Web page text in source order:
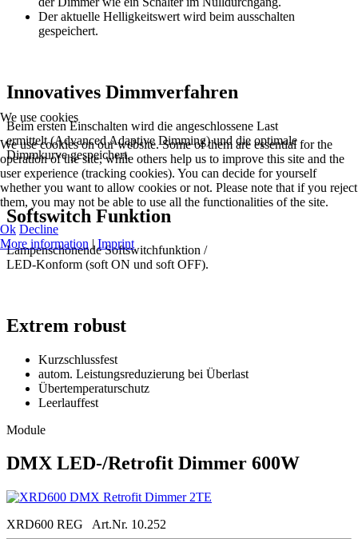
Der aktuelle Helligkeitswert wird beim ausschalten
gespeichert.
Innovatives Dimmverfahren
Beim ersten Einschalten wird die angeschlossene Last
ermittelt (Advanced Adaptive Dimming) und die optimale
Dimmkurve gespeichert.
Softswitch Funktion
Lampenschonende Softswitchfunktion /
LED-Konform (soft ON und soft OFF).
Extrem robust
Kurzschlussfest
autom. Leistungsreduzierung bei Überlast
Übertemperaturschutz
Leerlauffest
Module
DMX LED-/Retrofit Dimmer 600W
XRD600 REG Art.Nr. 10.252
We use cookies
We use cookies on our website. Some of them are essential for the
operation of the site, while others help us to improve this site and the
user experience (tracking cookies). You can decide for yourself
whether you want to allow cookies or not. Please note that if you reject
them, you may not be able to use all the functionalities of the site.
Ok Decline
More information |Imprint